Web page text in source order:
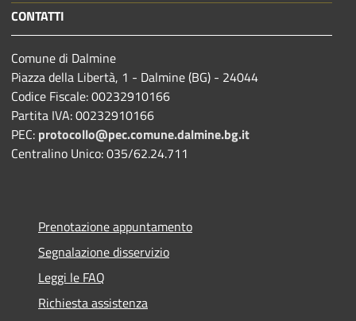
CONTATTI
Comune di Dalmine
Piazza della Libertà, 1 - Dalmine (BG) - 24044
Codice Fiscale: 00232910166
Partita IVA: 00232910166
PEC: protocollo@pec.comune.dalmine.bg.it
Centralino Unico: 035/62.24.711
Prenotazione appuntamento
Segnalazione disservizio
Leggi le FAQ
Richiesta assistenza